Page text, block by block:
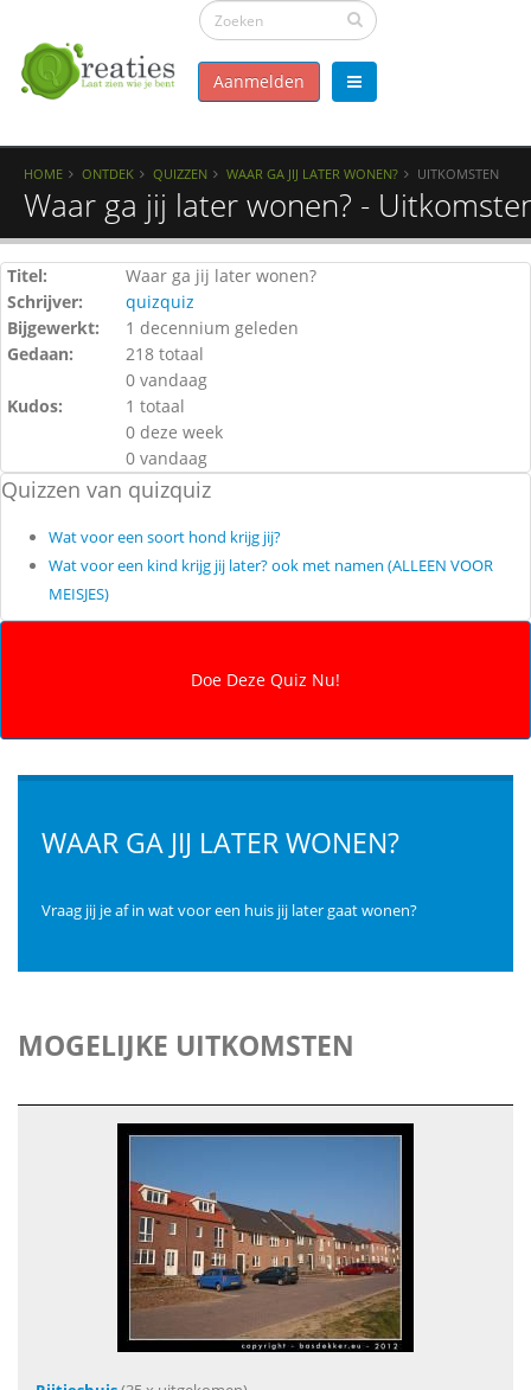
Aanmelden
HOME ONTDEK QUIZZEN WAAR GA JIJ LATER WONEN? UITKOMSTEN
Waar ga jij later wonen? -
Titel:
Waar ga jij later wonen?
Schrijver:
quizquiz
Bijgewerkt:
1 decennium geleden
Gedaan:
218 totaal
0 vandaag
Kudos:
1 totaal
0 deze week
0 vandaag
Quizzen van quizquiz
Wat voor een soort hond krijg jij?
Wat voor een kind krijg jij later? ook met namen (ALLEEN VOOR
MEISJES)
WAAR GA JIJ LATER WONEN?
Vraag jij je af in wat voor een huis jij later gaat wonen?
MOGELIJKE UITKOMSTEN